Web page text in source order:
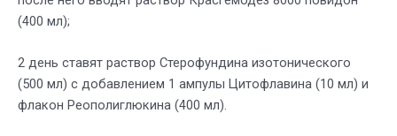
(400 мл);
2 день ставят раствор Стерофундина изотонического
(500 мл) с добавлением 1 ампулы Цитофлавина (10 мл) и
флакон Реополиглюкина (400 мл).